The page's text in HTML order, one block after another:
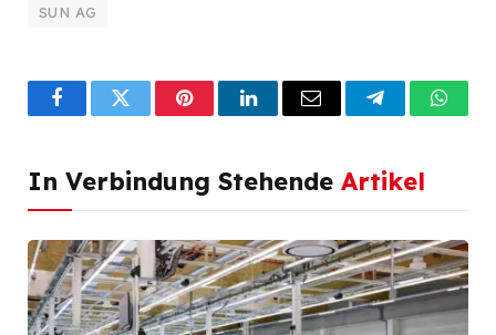
SUN AG
FacebookTwitterPinterestLinkedInEmail Telegram
In Verbindung Stehende Artikel